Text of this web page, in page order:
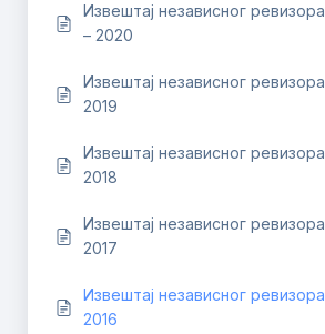
Извештај независног ревизора
– 2020
Извештај независног ревизора
2019
Извештај независног ревизора
2018
Извештај независног ревизора
2017
Извештај независног ревизора
2016